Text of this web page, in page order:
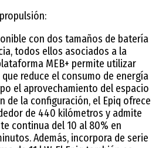
con dos tamaños de batería
todos ellos asociados a la
MEB+ permite utilizar
reduce el consumo de energía
el aprovechamiento del espacio
de la configuración, el Epiq ofrece
de 440 kilómetros y admite
continua del 10 al 80% en
Además, incorpora de serie